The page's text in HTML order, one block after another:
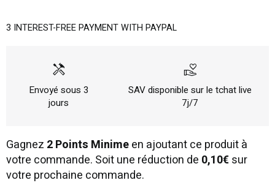
3 INTEREST-FREE PAYMENT WITH PAYPAL
handyman
Envoyé sous 3
jours
volunteer_activism
SAV disponible sur le tchat live
7j/7
Gagnez 2 Points Minimeen ajoutant ce produit à
votre commande. Soit une réduction de 0,10€sur
votre prochaine commande.